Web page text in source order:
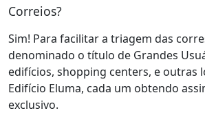
Correios?
Sim! Para facilitar a triagem das
denominado o título de Grandes
edifícios, shopping centers, e outras
Edifício Eluma, cada um obtendo
exclusivo.